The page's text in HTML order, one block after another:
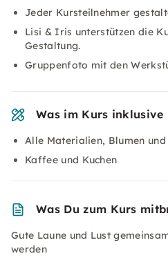
Jeder Kursteilnehmer
Lisi & Iris unterstützen die
Gestaltung.
Gruppenfoto mit den
Was im Kurs inklusive
Alle Materialien, Blumen und
Kaffee und Kuchen
Was Du zum Kurs
Gute Laune und Lust
werden